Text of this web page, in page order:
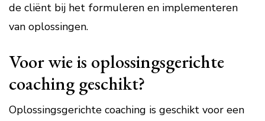
de cliënt bij het formuleren en implementeren
van oplossingen.
Voor wie is oplossingsgerichte
coaching geschikt?
Oplossingsgerichte coaching is geschikt voor een